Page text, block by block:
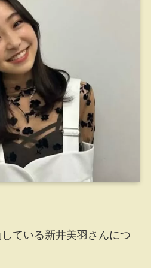
ている新井美羽さんにつ